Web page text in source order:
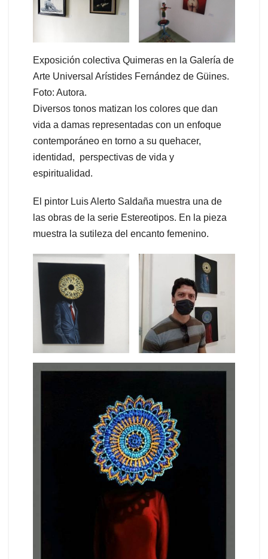
Exposición colectiva Quimeras en la Galería de
Arte Universal Arístides Fernández de Güines.
Foto: Autora.
Diversos tonos matizan los colores que dan
vida a damas representadas con un enfoque
contemporáneo en torno a su quehacer,
identidad, perspectivas de vida y
espiritualidad.
El pintor Luis Alerto Saldaña muestra una de
las obras de la serie Estereotipos. En la pieza
muestra la sutileza del encanto femenino.